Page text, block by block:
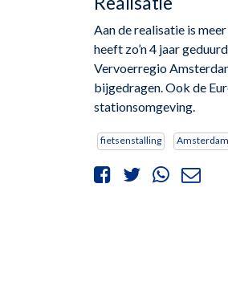
Aan de realisatie is
heeft zo’n 4 jaar
Vervoerregio
bijgedragen. Ook de
stationsomgeving.
fietsenstalling